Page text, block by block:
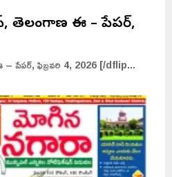
తెలంగాణ ఈ – పేపర్,
పేపర్, ఫిబ్రవరి 4, 2026 [/dflip...